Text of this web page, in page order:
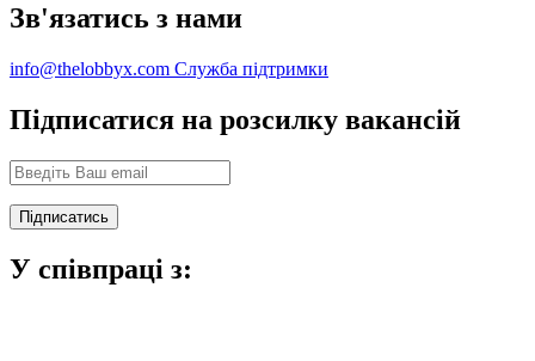
Зв'язатись з нами
info@thelobbyx.com Служба підтримки
Підписатися на розсилку вакансій
У співпраці з: